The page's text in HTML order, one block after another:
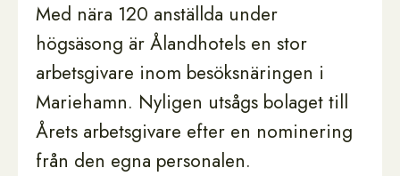
Med nära 120 anställda under
högsäsong är Ålandhotels en stor
arbetsgivare inom besöksnäringen i
Mariehamn. Nyligen utsågs bolaget till
Årets arbetsgivare efter en nominering
från den egna personalen.